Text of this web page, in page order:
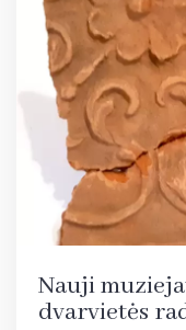
Tyrimai
Nauji
dvarvietės